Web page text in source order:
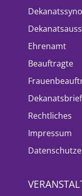
Ehrenamt
Beauftragte
Dekanatsbrief
Rechtliches
Impressum